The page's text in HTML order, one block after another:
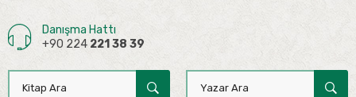
Danışma Hattı
+90 224 221 38 39